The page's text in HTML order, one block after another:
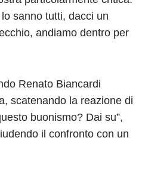
sanno tutti, dacci un
andiamo dentro per
Renato Biancardi
scatenando la reazione di
buonismo? Dai su”,
il confronto con un